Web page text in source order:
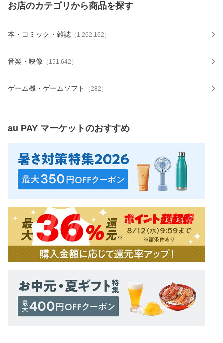
お店のカテゴリから商品を探す
本・コミック・雑誌 （ 1,262,162 ）
音楽・映像 （ 151,642 ）
ゲーム機・ゲームソフト （282 ）
au PAY マーケットのおすすめ